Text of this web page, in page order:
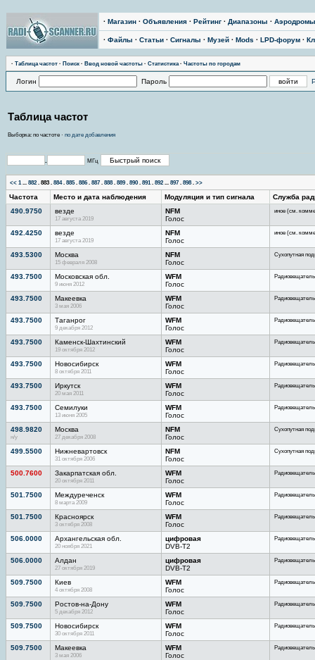
· Магазин · Объявления · Рейтинг · Диапазоны · Аэродромы
· Файлы · Статьи · Сигналы · Музей · Mods · LPD-форум ·
· Тaблицa чaстoт · Поиск · Ввод новой частоты · Статистика· Частоты по городам
Логин Пароль
Таблица частот
Выборка: по частоте · по дате добавления
МГц
<< 1... 882. 883 . 884. 885. 886. 887 . 888. 889. 890 . 891. 892... 897 . 898. >>
Частота Место и дата наблюдения Модуляция и тип сигнала
Служба
490.9750
везде
17 августа 2019
NFM
Голос
иное (см.
492.4250 везде
17 августа 2019
NFM
Голос
иное (см.
493.5300 Москва
15 февраля 2008
NFM
Голос
Сухопутная
493.7500 Московская обл.
9 июня 2012
WFM
Голос
493.7500 Макеевка
3 мая 2006
WFM
Голос
493.7500 Таганрог
9 декабря 2012
WFM
Голос
493.7500 Каменск-Шахтинский
19 октября 2012
WFM
Голос
493.7500 Новосибирск
8 октября 2011
WFM
Голос
493.7500 Иркутск
20 мая 2011
WFM
Голос
493.7500 Семилуки
13 июня 2005
WFM
Голос
498.9820
н/у
Москва
27 декабря 2008
NFM
Голос
Сухопутная
499.5500 Нижневартовск
31 октября 2006
NFM
Голос
Сухопутная
500.7600 Закарпатская обл.
20 октября 2011
WFM
Голос
501.7500 Междуреченск
8 марта 2009
WFM
Голос
501.7500 Красноярск
3 октября 2008
WFM
Голос
506.0000 Архангельская обл.
20 ноября 2021
цифровая
DVB-T2
506.0000 Алдан
27 октября 2019
цифровая
DVB-T2
509.7500 Киев
4 октября 2008
WFM
Голос
509.7500 Ростов-на-Дону
5 декабря 2012
WFM
Голос
509.7500 Новосибирск
30 октября 2011
WFM
Голос
509.7500 Макеевка
3 мая 2006
WFM
Голос